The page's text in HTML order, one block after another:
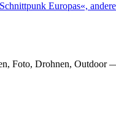
Europas«,
Foto, Drohnen, Outdoor